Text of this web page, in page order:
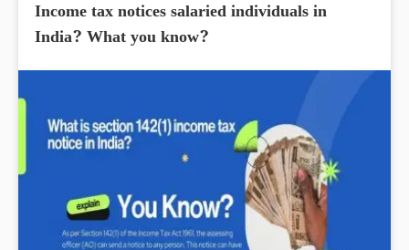
Income tax notices salaried individuals in
India? What you know?